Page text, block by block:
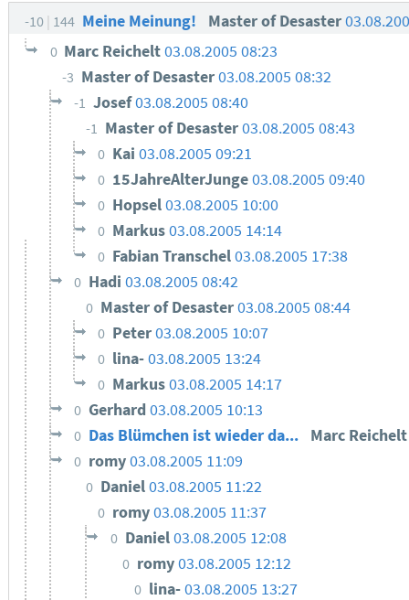
-10 144 Meine Meinung! Master of Desaster
0 Marc Reichelt03.08.2005 08:23
-3 Master of Desaster03.08.2005 08:32
-1 Josef03.08.2005 08:40
-1 Master of Desaster03.08.2005 08:43
0 Kai03.08.2005 09:21
0 15JahreAlterJunge03.08.2005 09:40
0 Hopsel03.08.2005 10:00
0 Markus03.08.2005 14:14
0 Fabian Transchel03.08.2005 17:38
0 Hadi 03.08.2005 08:42
0 Master of Desaster03.08.2005 08:44
0 Peter03.08.2005 10:07
0 lina-03.08.2005 13:24
0 Markus03.08.2005 14:17
0 Gerhard 03.08.2005 10:13
0 Das Blümchen ist wieder da... Marc
0 romy03.08.2005 11:09
0 Daniel03.08.2005 11:22
0 romy03.08.2005 11:37
0 Daniel03.08.2005 12:08
0 romy03.08.2005 12:12
0 lina-03.08.2005 13:27